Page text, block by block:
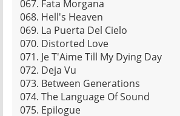
067. Fata Morgana
068. Hell's Heaven
069. La Puerta Del Cielo
070. Distorted Love
071. Je T'Aime Till My Dying Day
072. Deja Vu
073. Between Generations
074. The Language Of Sound
075. Epilogue